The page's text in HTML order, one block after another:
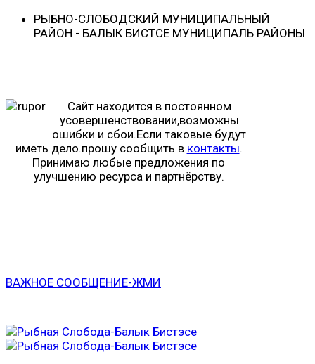
РЫБНО-CЛОБОДСКИЙ МУНИЦИПАЛЬНЫЙ
РАЙОН - БАЛЫК БИСТӘСЕ МУНИЦИПАЛЬ РАЙОНЫ
Сайт находится в постоянном
усовершенствовании,возможны
ошибки и сбои.Если таковые будут
иметь дело.прошу сообщить в контакты.
Принимаю любые предложения по
улучшению ресурса и партнёрству.
ВАЖНОЕ СООБЩЕНИЕ-ЖМИ